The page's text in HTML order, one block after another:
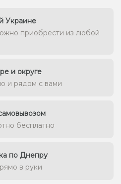
Украине
приобрести из любой
и округе
и рядом с вами
бесплатно
по Днепру
в руки